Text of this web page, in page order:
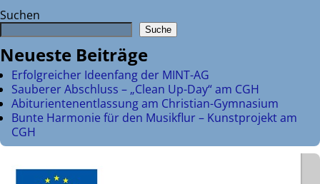
Suchen
Suche
Neueste Beiträge
Erfolgreicher Ideenfang der MINT-AG
Sauberer Abschluss – „Clean Up-Day“ am CGH
Abiturientenentlassung am Christian-Gymnasium
Bunte Harmonie für den Musikflur – Kunstprojekt am
CGH